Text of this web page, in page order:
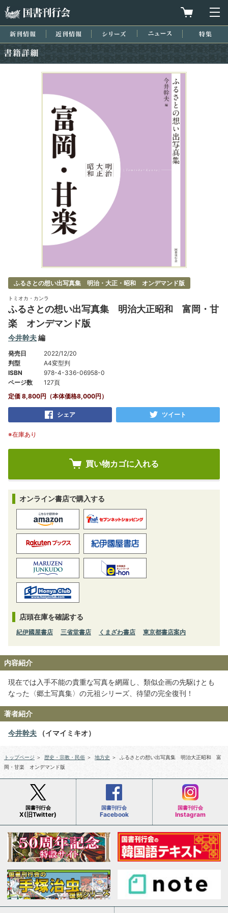
買物カゴを
新刊情報 近刊情報 シリーズ ニュース
ふるさとの想い出写真集 明治・大正・昭和 オンデマンド版
トミオカ・カンラ
ふるさとの想い出写真集 明治大正昭和 富岡・甘
楽 オンデマンド版
今井幹夫編
発売日
2022/12/20
判型
A4変型判
ISBN
978-4-336-06958-0
ページ数
127頁
定価 8,800円（本体価格8,000円）
シェア ツイート
※在庫あり
オンライン書店で購入する
店頭在庫を確認する
紀伊國屋書店 三省堂書店 くまざわ書店 東京都書店案内
内容紹介
現在では入手不能の貴重な写真を網羅し、類似企画の先駆けとも
なった〈郷土写真集〉の元祖シリーズ、待望の完全復刊！
著者紹介
今井幹夫 （イマイミキオ）
トップページ ＞ 歴史・宗教・民俗 ＞ 地方史 ＞
ふるさとの想い出写真集 明治大正昭和 富
岡・甘楽 オンデマンド版
国書刊行会
X(旧Twitter)
国書刊行会
Facebook
国書刊行会
Instagram